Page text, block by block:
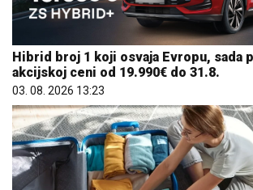
Hibrid broj 1 koji osvaja Evropu, sada
akcijskoj ceni od 19.990€ do 31.8.
03. 08. 2026 13:23